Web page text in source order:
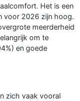
Het is een
voor 2026 zijn hoog.
meerderheid
om te
en goede
zich vaak vooral